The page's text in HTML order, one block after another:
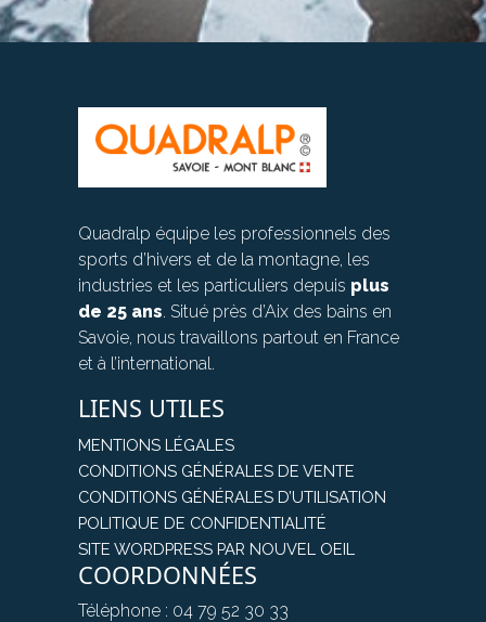
Quadralp équipe les professionnels des
sports d’hivers et de la montagne, les
industries et les particuliers depuis plus
de 25 ans. Situé près d’Aix des bains en
Savoie, nous travaillons partout en France
et à l’international.
LIENS UTILES
MENTIONS LÉGALES
CONDITIONS GÉNÉRALES DE VENTE
CONDITIONS GÉNÉRALES D’UTILISATION
POLITIQUE DE CONFIDENTIALITÉ
SITE WORDPRESS PAR NOUVEL OEIL
COORDONNÉES
Téléphone : 04 79 52 30 33